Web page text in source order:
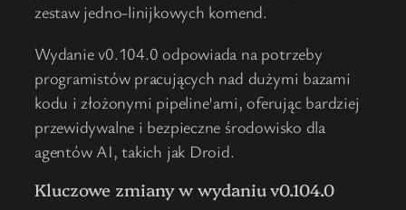
zestaw jedno-linijkowych komend.
Wydanie v0.104.0 odpowiada na potrzeby
programistów pracujących nad dużymi bazami
kodu i złożonymi pipeline'ami, oferując bardziej
przewidywalne i bezpieczne środowisko dla
agentów AI, takich jak Droid.
Kluczowe zmiany w wydaniu v0.104.0